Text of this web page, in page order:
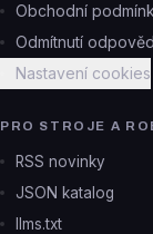
Obchodní
Odmítnutí
Nastavení cookies
PRO STROJE A
RSS novinky
JSON katalog
llms.txt